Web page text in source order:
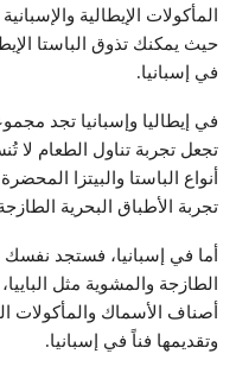
المأكولات الإيطالية
حيث يمكنك تذوق الباستا
في إسبانيا.
في إيطاليا وإسبانيا تجد
تجعل تجربة تناول الطعام لا
أنواع الباستا والبيتزا
تجربة الأطباق البحرية
أما في إسبانيا، فستجد
الطازجة والمشوية مثل
أصناف الأسماك والمأكولات
وتقديمها فناً في إسبانيا.